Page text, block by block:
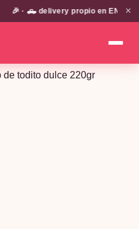
· 🛻 delivery propio en EN TODA
✕
de todito dulce 220gr